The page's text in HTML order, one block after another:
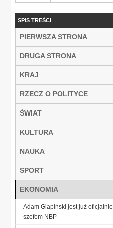
SPIS TREŚCI
PIERWSZA STRONA
DRUGA STRONA
KRAJ
RZECZ O POLITYCE
ŚWIAT
KULTURA
NAUKA
SPORT
EKONOMIA
Adam Glapiński jest już oficjalnie
szefem NBP